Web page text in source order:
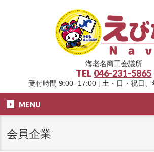
海老名商工会議所
TEL 046-231-5865
受付時間 9:00- 17:00 [ 土・日・祝日、
MENU
会員企業